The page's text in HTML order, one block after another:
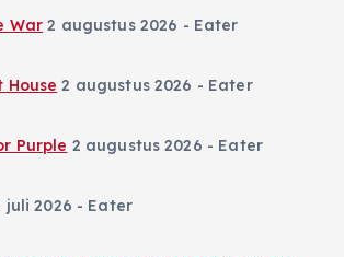
War 2 augustus 2026 - Eater
House 2 augustus 2026 - Eater
Purple 2 augustus 2026 - Eater
juli 2026 - Eater